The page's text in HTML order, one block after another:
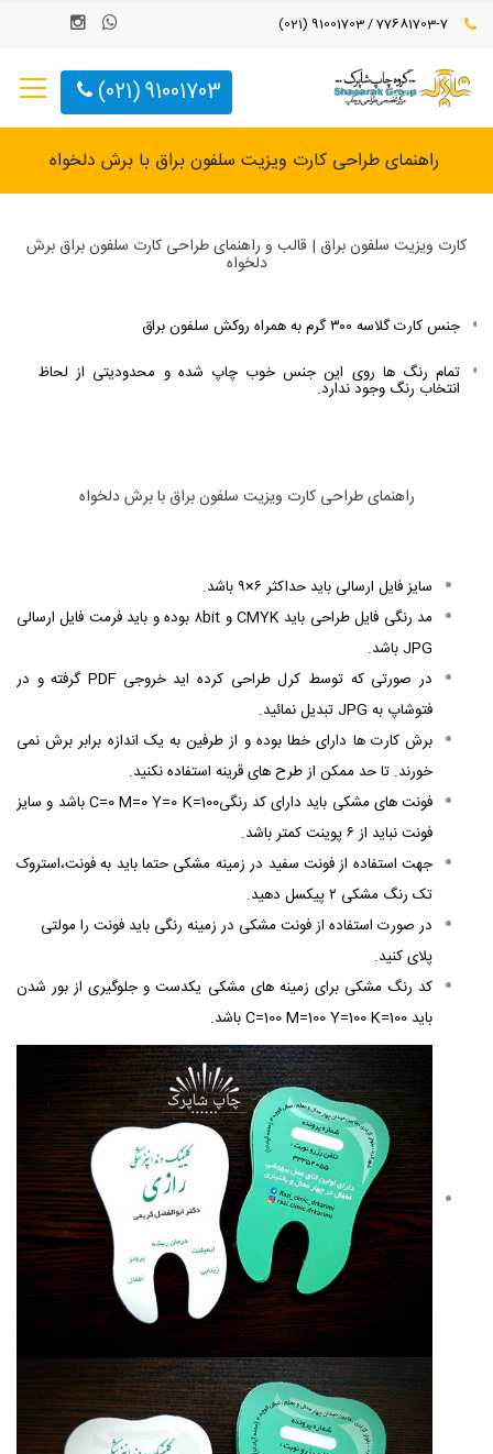
91001703 (021)
راهنمای طراحی کارت ویزیت سلفون براق با برش دلخواه
کارت ویزیت سلفون براق | قالب و راهنمای طراحی کارت سلفون براق برش
دلخواه
جنس کارت گلاسه ۳۰۰ گرم به همراه روکش سلفون براق
تمام رنگ ها روی این جنس خوب چاپ شده و محدودیتی از لحاظ
انتخاب رنگ وجود ندارد.
راهنمای طراحی کارت ویزیت سلفون براق با برش دلخواه
سایز فایل ارسالی باید حداکثر ۶×۹ باشد.
مد رنگی فایل طراحی باید CMYK و ۸bit بوده و باید
فرمت فایل ارسالی
JPG باشد.
در صورتی که توسط کرل طراحی کرده اید خروجی PDF گرفته و در
فتوشاپ به JPG تبدیل نمائید.
برش کارت ها دارای خطا بوده و از طرفین به یک اندازه برابر برش نمی
خورند. تا حد ممکن از طرح های قرینه استفاده نکنید.
فونت های مشکی باید دارای کد رنگیC=0 M=0 Y=0 K=100 باشد و سایز
فونت نباید از ۶ پوینت کمتر باشد.
جهت استفاده از فونت سفید در زمینه مشکی حتما باید به فونت،استروک
تک رنگ مشکی ۲ پیکسل دهید.
در صورت استفاده از فونت مشکی در زمینه رنگی باید فونت را مولتی
پلای کنید.
کد رنگ مشکی برای زمینه های مشکی یکدست و جلوگیری از بور شدن
باید C=100 M=100 Y=100 K=100 باشد.